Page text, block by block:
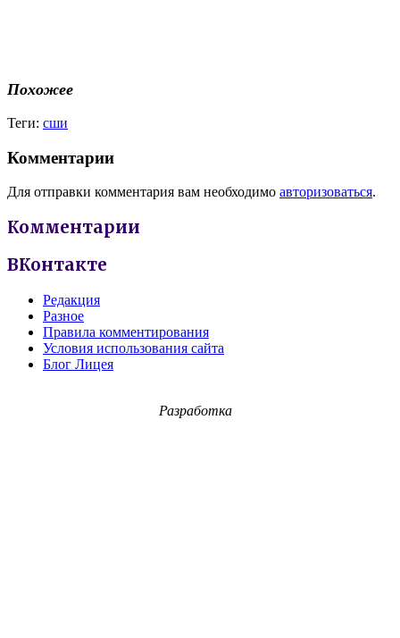
Похожее
Теги: сши
Комментарии
Для отправки комментария вам необходимо авторизоваться.
Комментарии
ВКонтакте
Редакция
Разное
Правила комментирования
Условия использования сайта
Блог Лицея
Разработка